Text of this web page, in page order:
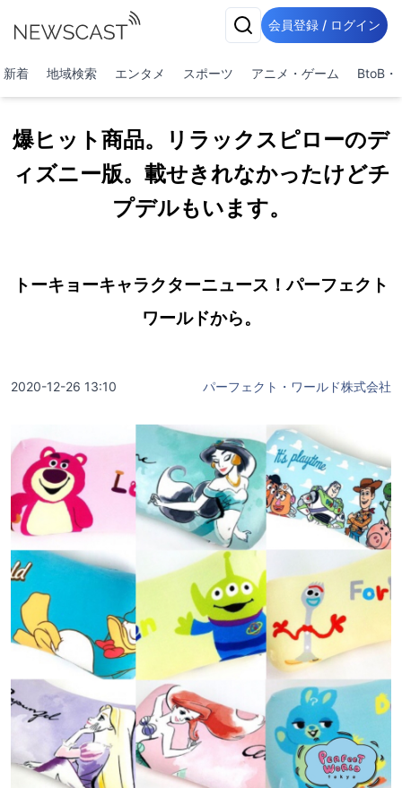
会員登録 / ログイン
新着 地域検索 エンタメ スポーツ アニメ・ゲーム BtoB・
爆ヒット商品。リラックスピローのデ
ィズニー版。載せきれなかったけどチ
プデルもいます。
トーキョーキャラクターニュース！パーフェクト
ワールドから。
2020-12-26 13:10 パーフェクト・ワールド株式会社